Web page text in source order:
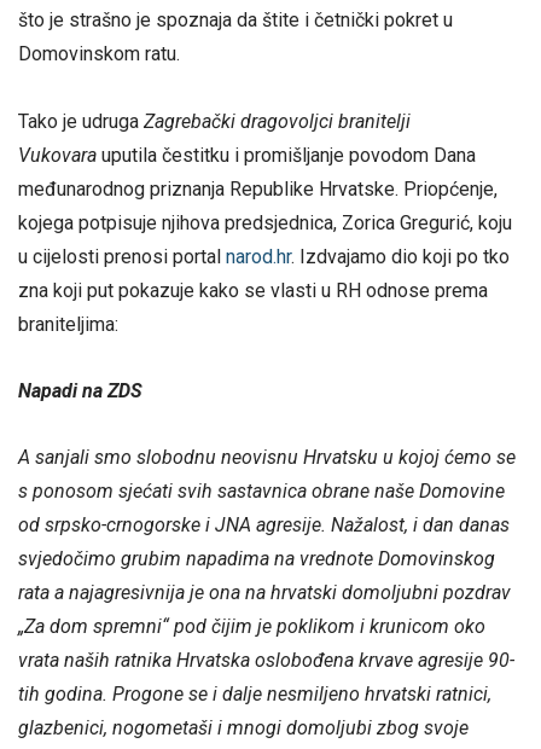
što je strašno je spoznaja da štite i četnički pokret u
Domovinskom ratu.
Tako je udruga Zagrebački dragovoljci branitelji
Vukovara uputila čestitku i promišljanje povodom Dana
međunarodnog priznanja Republike Hrvatske. Priopćenje,
kojega potpisuje njihova predsjednica, Zorica Gregurić, koju
u cijelosti prenosi portal narod.hr. Izdvajamo dio koji po tko
zna koji put pokazuje kako se vlasti u RH odnose prema
braniteljima:
Napadi na ZDS
A sanjali smo slobodnu neovisnu Hrvatsku u kojoj ćemo se
s ponosom sjećati svih sastavnica obrane naše Domovine
od srpsko-crnogorske i JNA agresije. Nažalost, i dan danas
svjedočimo grubim napadima na vrednote Domovinskog
rata a najagresivnija je ona na hrvatski domoljubni pozdrav
„Za dom spremni“ pod čijim je poklikom i krunicom oko
vrata naših ratnika Hrvatska oslobođena krvave agresije 90-
tih godina. Progone se i dalje nesmiljeno hrvatski ratnici,
glazbenici, nogometaši i mnogi domoljubi zbog svoje